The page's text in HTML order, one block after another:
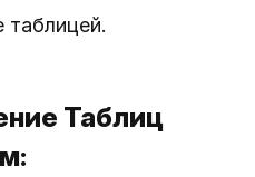
таблицей.
Таблиц